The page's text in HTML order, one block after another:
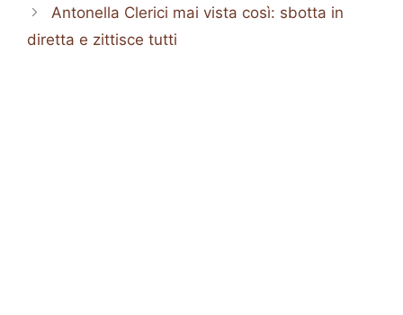
Antonella Clerici mai vista così: sbotta in
diretta e zittisce tutti